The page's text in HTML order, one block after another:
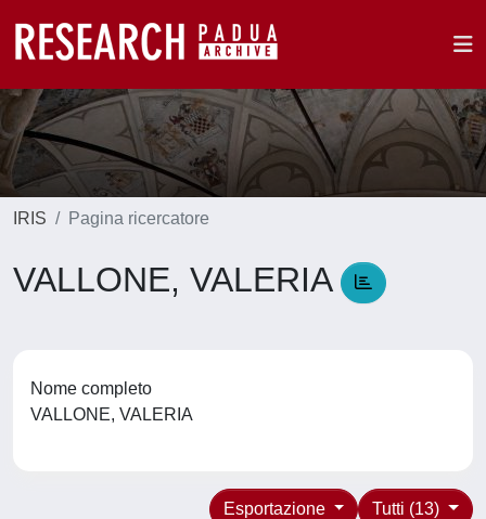
IRIS Pagina ricercatore
VALLONE, VALERIA
Nome completo
VALLONE, VALERIA
Tutti (13)
Esportazione